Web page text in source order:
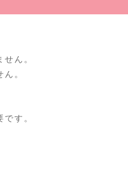
ん。
。
す。